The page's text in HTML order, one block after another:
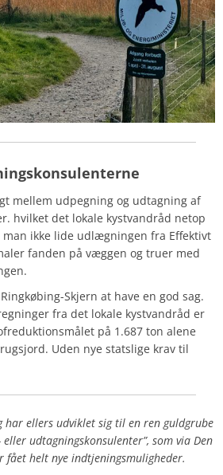
mellem udpegning og udtagning af
hvilket det lokale kystvandråd netop
man ikke lide udlægningen fra Effektivt
fanden på væggen og truer med
Skjern at have en god sag.
fra det lokale kystvandråd er
på 1.687 ton alene
Uden nye statslige krav til
har ellers udviklet sig til en ren guldgrube
udtagningskonsulenter”, som via Den
fået helt nye indtjeningsmuligheder.